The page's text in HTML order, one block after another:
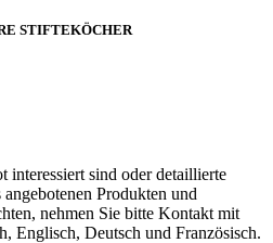
STIFTEKÖCHER
interessiert sind oder detaillierte
Produkten und
nehmen Sie bitte Kontakt mit
Englisch, Deutsch und Französisch.